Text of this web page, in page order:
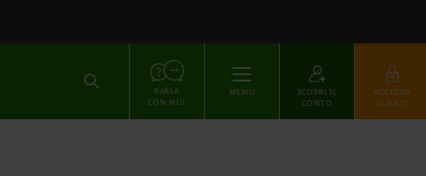
ACCEDI
PARLA
CON NOI
MENU
SCOPRI IL
CONTO
ACCESSO
CLIENTI